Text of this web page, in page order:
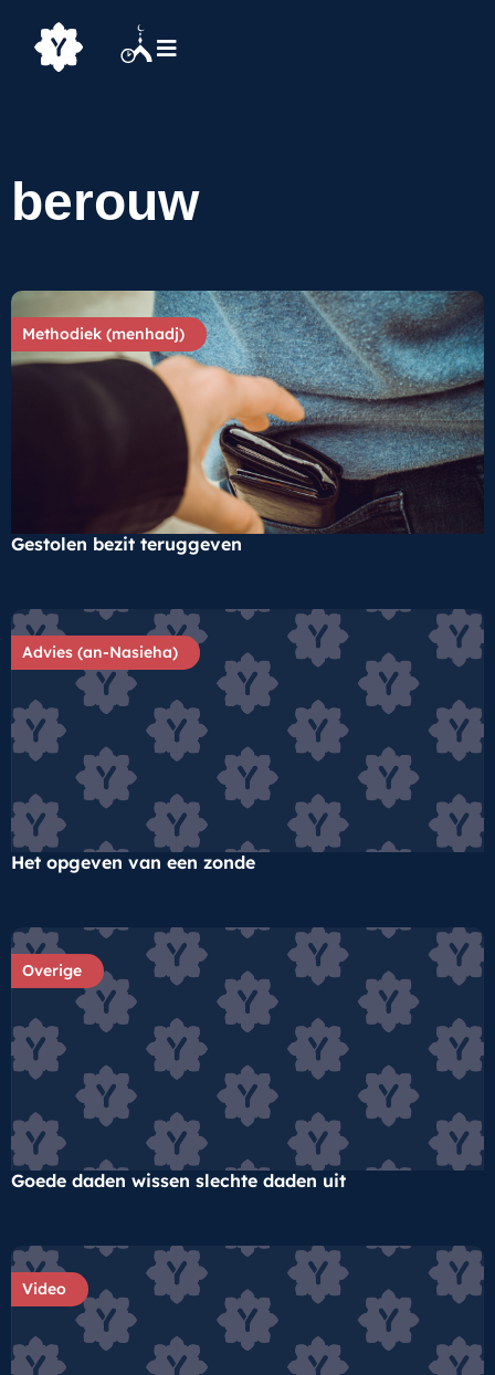
berouw
Methodiek (menhadj)
Gestolen bezit teruggeven
Advies (an-Nasieha)
Het opgeven van een zonde
Overige
Goede daden wissen slechte daden uit
Video